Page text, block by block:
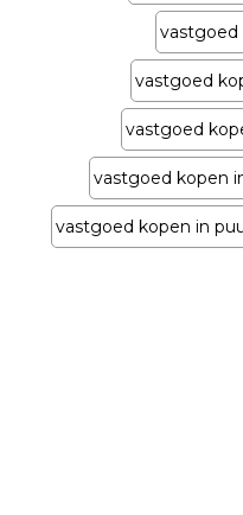
vastgoed
vastgoed
vastgoed
vastgoed kopen
vastgoed kopen in